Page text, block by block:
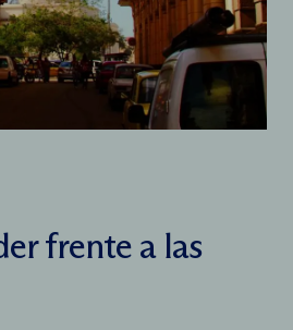
frente a las